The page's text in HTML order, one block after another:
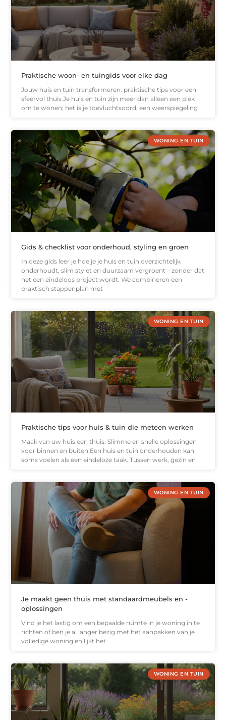
Praktische woon- en tuingids voor elke dag
Jouw huis en tuin transformeren: praktische tips voor een
sfeervol thuis Je huis en tuin zijn meer dan alleen een plek
om te wonen; het is je toevluchtsoord, een weerspiegeling
WONING EN TUIN
Gids & checklist voor onderhoud, styling en groen
In deze gids leer je hoe je je huis en tuin overzichtelijk
onderhoudt, slim stylet en duurzaam vergroent—zonder dat
het een eindeloos project wordt. We combineren een
praktisch stappenplan met
WONING EN TUIN
Praktische tips voor huis & tuin die meteen werken
Maak van uw huis een thuis: Slimme en snelle oplossingen
voor binnen en buiten Een huis en tuin onderhouden kan
soms voelen als een eindeloze taak. Tussen werk, gezin en
WONING EN TUIN
Je maakt geen thuis met standaardmeubels en -
oplossingen
Vind je het lastig om een bepaalde ruimte in je woning in te
richten of ben je al langer bezig met het aanpakken van je
volledige woning en lijkt het
WONING EN TUIN